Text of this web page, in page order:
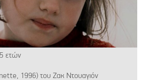
ετών
1996) του Ζακ Ντουαγιόν